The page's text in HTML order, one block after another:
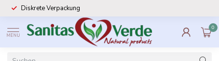
Diskrete Verpackung
MENU
0